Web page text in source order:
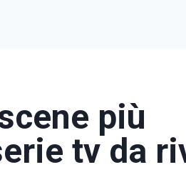
più
tv da